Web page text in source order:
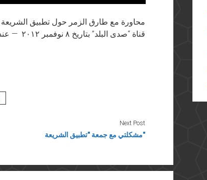
قناة “صدى البلد” بتاريخ ٨ نوفمبر ٢٠١٢ — عند ٤٨:٣٦
Next Post
مشكلتي مع جمعة "تطبيق الشريعة"